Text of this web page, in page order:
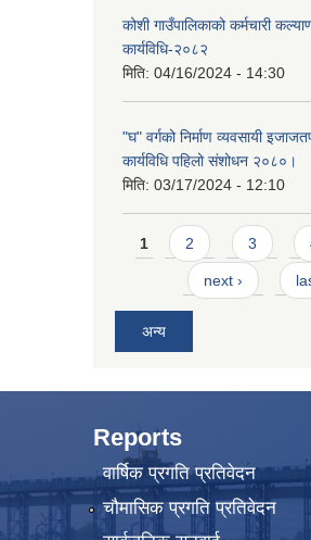
कोशी गाउँपालिकाको कर्मचारी
कार्यविधि-२०८२
मिति: 04/16/2024 - 14:30
"घ" वर्गको निर्माण व्यवसायी
कार्यविधि पहिलो संशोधन २०८०।
मिति: 03/17/2024 - 12:10
Pages
1 2 3
next ›
अन्य
Reports
वार्षिक प्रगति प्रतिवेदन
चौमासिक प्रगति प्रतिवेदन